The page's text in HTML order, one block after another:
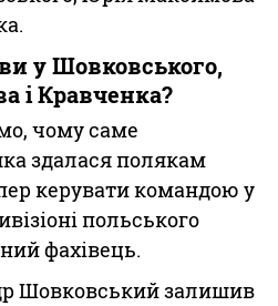
у Шовковського,
і Кравченка?
чому саме
здалася полякам
керувати командою у
польського
фахівець.
Шовковський залишив